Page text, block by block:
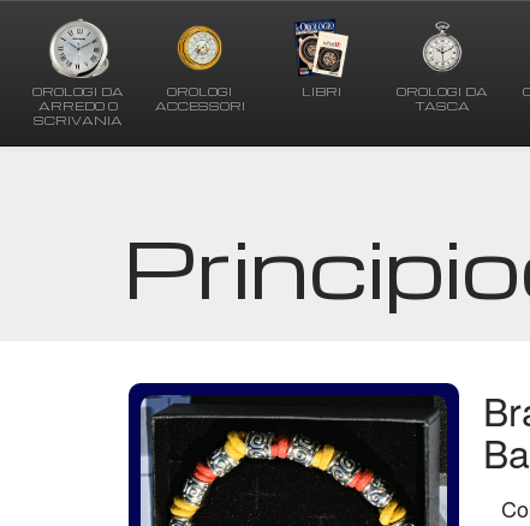
OROLOGI DA
ARREDO O
SCRIVANIA
OROLOGI
ACCESSORI
LIBRI
OROLOGI DA
TASCA